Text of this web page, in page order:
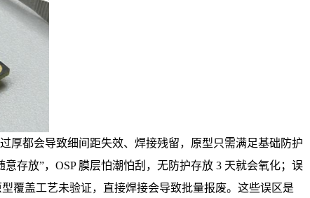
厚都会导致细间距失效、焊接残留，原型只需满足基础防护
存放”，OSP 膜层怕潮怕刮，无防护存放 3 天就会氧化；误
覆盖工艺未验证，直接焊接会导致批量报废。这些误区是